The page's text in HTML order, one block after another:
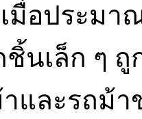
มื่อประม
นเล็ก ๆ
และรถม้